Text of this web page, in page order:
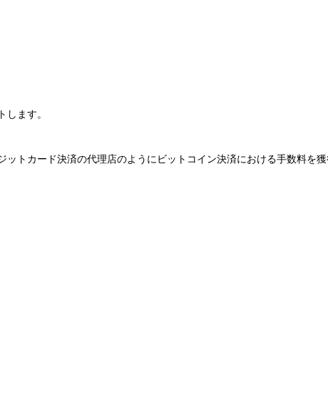
します。
ットカード決済の代理店のようにビットコイン決済における手数料を